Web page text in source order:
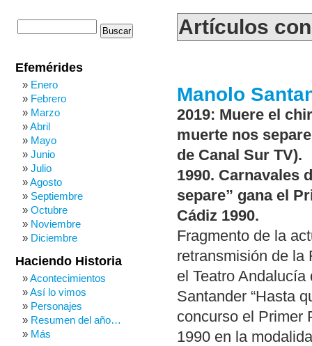
Artículos con
Manolo
2019: Muere el
muerte nos
de Canal Sur TV).
1990. Carnavales
separe” gana el
Cádiz 1990.
Fragmento de la
retransmisión de la
el Teatro
Santander “Hasta
concurso el Primer
1990 en la
Efemérides
Enero
Febrero
Marzo
Abril
Mayo
Junio
Julio
Agosto
Septiembre
Octubre
Noviembre
Diciembre
Haciendo Historia
Acontecimientos
Así lo vimos
Personajes
Resumen del año…
Más